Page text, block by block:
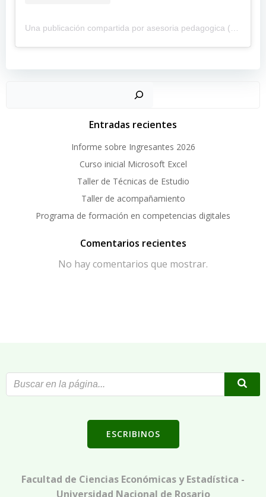
Buscar
Entradas recientes
Informe sobre Ingresantes 2026
Curso inicial Microsoft Excel
Taller de Técnicas de Estudio
Taller de acompañamiento
Programa de formación en competencias digitales
Comentarios recientes
No hay comentarios que mostrar.
ESCRIBINOS
Facultad de Ciencias Económicas y Estadística -
Universidad Nacional de Rosario